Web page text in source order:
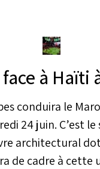
à Haïti
conduira le
24 juin. C’est
architectural
de cadre à